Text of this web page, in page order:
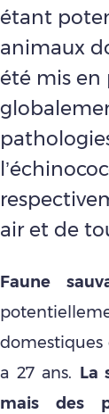
étant
animaux
été mis en
air et de
Faune
domestiques
a 27 ans. La
mais des